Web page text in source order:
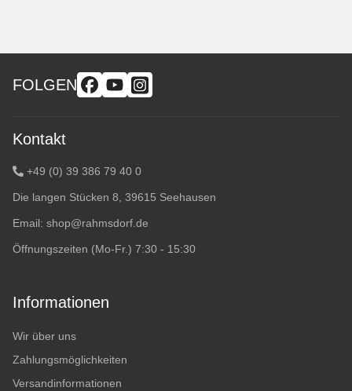
FOLGEN
Kontakt
+49 (0) 39 386 79 40 0
Die langen Stücken 8, 39615 Seehausen
Email: shop@rahmsdorf.de
Öffnungszeiten (Mo-Fr.) 7:30 - 15:30
Informationen
Wir über uns
Zahlungsmöglichkeiten
Versandinformationen